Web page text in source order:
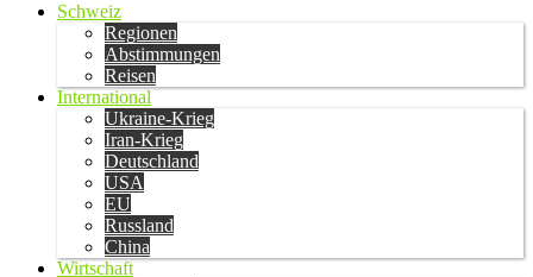
Schweiz
Regionen
Abstimmungen
Reisen
International
Ukraine-Krieg
Iran-Krieg
Deutschland
USA
EU
Russland
China
Wirtschaft